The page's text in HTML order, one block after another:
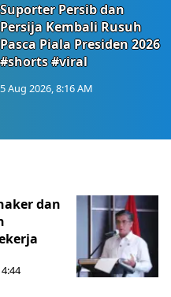
Suporter Persib dan
Persija Kembali Rusuh
Pasca Piala Presiden 2026
#shorts #viral
5 Aug 2026, 8:16 AM
dan